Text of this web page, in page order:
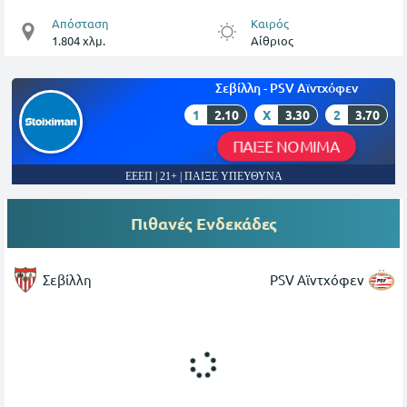
Απόσταση
1.804 χλμ.
Καιρός
Αίθριος
Σεβίλλη - PSV Αϊντχόφεν
1 2.10 X 3.30 2 3.70
ΠΑΙΞΕ ΝΟΜΙΜΑ
ΕΕΕΠ | 21+ | ΠΑΙΞΕ ΥΠΕΥΘΥΝΑ
Πιθανές Ενδεκάδες
Σεβίλλη PSV Αϊντχόφεν